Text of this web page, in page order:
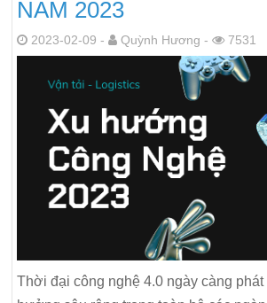
NĂM 2023
2023-02-09 - Quỳnh Hương - 7531
Thời đại công nghệ 4.0 ngày càng phát